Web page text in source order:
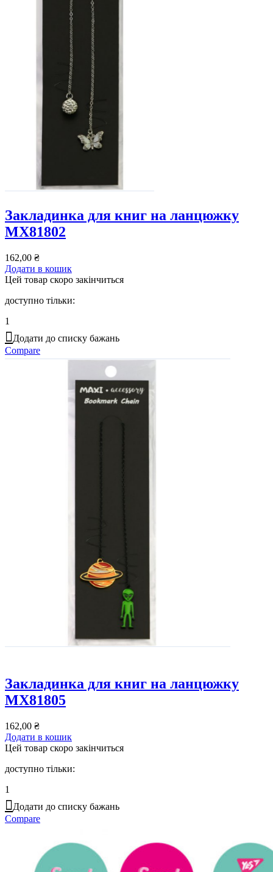
Закладинка для книг на ланцюжку
MX81802
162,00 ₴
Додати в кошик
Цей товар скоро закінчиться
доступно тільки:
1
Додати до списку бажань
Compare
Закладинка для книг на ланцюжку
MX81805
162,00 ₴
Додати в кошик
Цей товар скоро закінчиться
доступно тільки:
1
Додати до списку бажань
Compare